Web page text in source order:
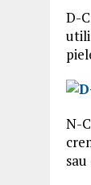
D-
N-